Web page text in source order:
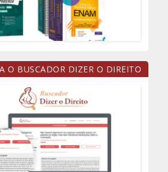
O BUSCADOR DIZER O DIREITO